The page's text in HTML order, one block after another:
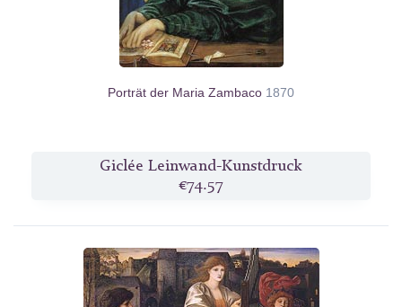
Porträt der Maria Zambaco 1870
Giclée Leinwand-Kunstdruck
€74.57